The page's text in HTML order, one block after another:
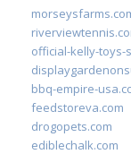
official-kelly-toys-
bbq-empire-
feedstoreva.com
drogopets.com
ediblechalk.com